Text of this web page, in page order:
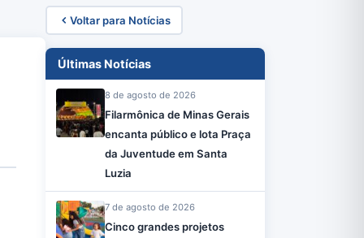
Voltar para Notícias
Últimas Notícias
8 de agosto de 2026
Filarmônica de Minas Gerais
encanta público e lota Praça
da Juventude em Santa
Luzia
7 de agosto de 2026
Cinco grandes projetos